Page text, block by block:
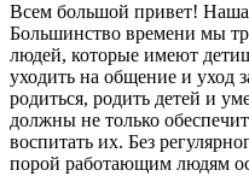
Всем большой привет! Наша
Большинство времени мы
людей, которые имеют
уходить на общение и уход
родиться, родить детей и
должны не только
воспитать их. Без
порой работающим людям